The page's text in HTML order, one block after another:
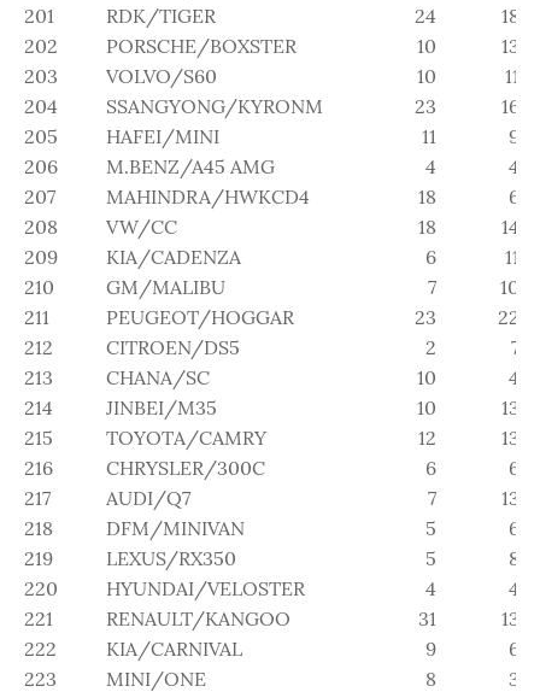
201
RDK/TIGER 24
18
202
PORSCHE/BOXSTER 10
13
203
VOLVO/S60 10
11
204
SSANGYONG/KYRONM 23
16
205
HAFEI/MINI 11
9
206
M.BENZ/A45 AMG 4
4
207
MAHINDRA/HWKCD4 18
6
208
VW/CC 18
14
209
KIA/CADENZA 6
11
210
GM/MALIBU 7
10
211
PEUGEOT/HOGGAR 23
22
212
CITROEN/DS5 2
7
213
CHANA/SC 10
4
214
JINBEI/M35 10
13
215
TOYOTA/CAMRY 12
13
216
CHRYSLER/300C 6
6
217
AUDI/Q7 7
13
218
DFM/MINIVAN 5
6
219
LEXUS/RX350 5
8
220
HYUNDAI/VELOSTER 4
4
221
RENAULT/KANGOO 31
13
222
KIA/CARNIVAL 9
6
223
MINI/ONE 8
3